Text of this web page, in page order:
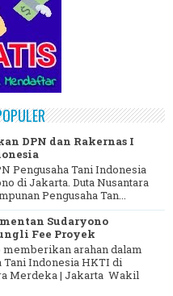
DPN dan Rakernas I
Pengusaha Tani Indonesia
di Jakarta. Duta Nusantara
Pengusaha Tan...
Sudaryono
Fee Proyek
arahan dalam
Tani Indonesia HKTI di
Merdeka | Jakarta Wakil